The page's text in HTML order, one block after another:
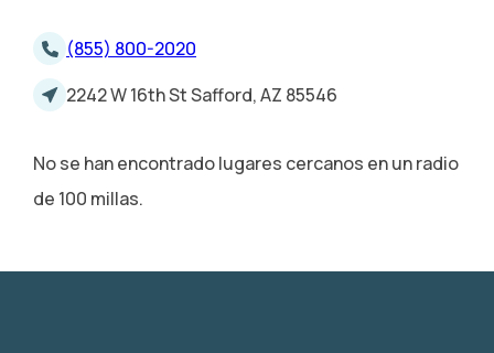
(855) 800-2020
2242 W 16th St Safford, AZ 85546
No se han encontrado lugares cercanos en un radio
de 100 millas.